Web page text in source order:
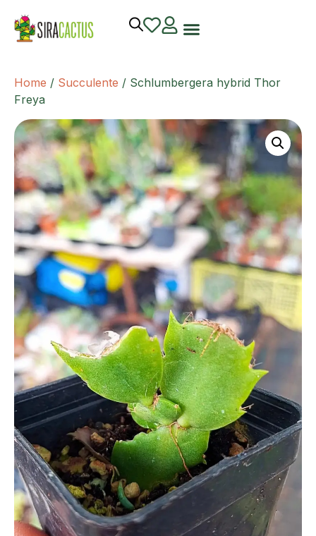
Home / Succulente / Schlumbergera hybrid Thor
Freya